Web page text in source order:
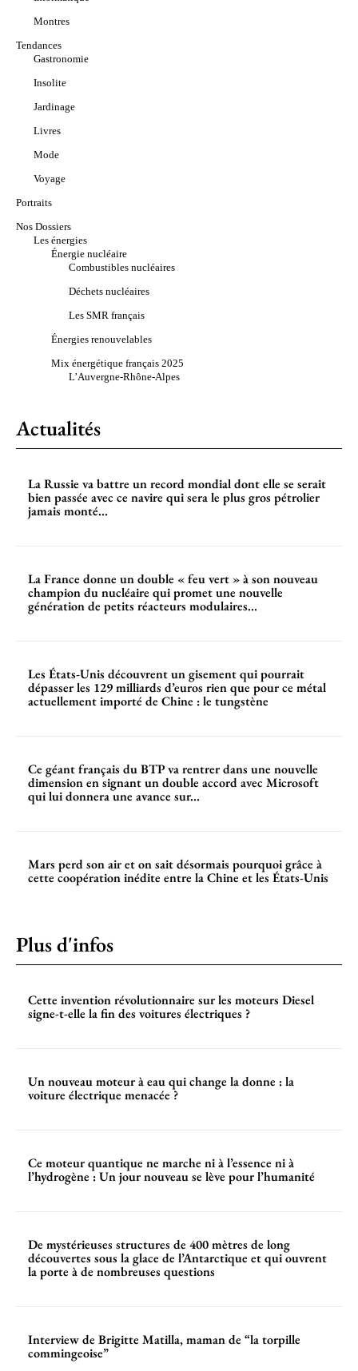
Montres
Tendances
Gastronomie
Insolite
Jardinage
Livres
Mode
Voyage
Portraits
Nos Dossiers
Les énergies
Énergie nucléaire
Combustibles nucléaires
Déchets nucléaires
Les SMR français
Énergies renouvelables
Mix énergétique français 2025
L’Auvergne-Rhône-Alpes
Actualités
La Russie va battre un record mondial dont elle se serait
bien passée avec ce navire qui sera le plus gros pétrolier
jamais monté...
La France donne un double « feu vert » à son nouveau
champion du nucléaire qui promet une nouvelle
génération de petits réacteurs modulaires...
Les États-Unis découvrent un gisement qui pourrait
dépasser les 129 milliards d’euros rien que pour ce métal
actuellement importé de Chine : le tungstène
Ce géant français du BTP va rentrer dans une nouvelle
dimension en signant un double accord avec Microsoft
qui lui donnera une avance sur...
Mars perd son air et on sait désormais pourquoi grâce à
cette coopération inédite entre la Chine et les États-Unis
Plus d'infos
Cette invention révolutionnaire sur les moteurs Diesel
signe-t-elle la fin des voitures électriques ?
Un nouveau moteur à eau qui change la donne : la
voiture électrique menacée ?
Ce moteur quantique ne marche ni à l’essence ni à
l’hydrogène : Un jour nouveau se lève pour l’humanité
De mystérieuses structures de 400 mètres de long
découvertes sous la glace de l’Antarctique et qui ouvrent
la porte à de nombreuses questions
Interview de Brigitte Matilla, maman de “la torpille
commingeoise”